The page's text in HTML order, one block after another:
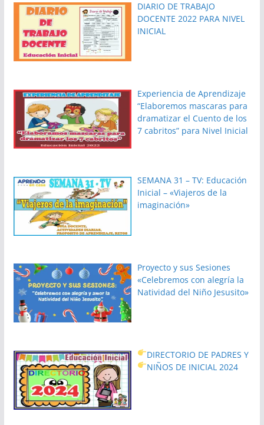
DIARIO DE TRABAJO
DOCENTE 2022 PARA NIVEL
INICIAL
Experiencia de Aprendizaje
“Elaboremos mascaras para
dramatizar el Cuento de los
7 cabritos” para Nivel Inicial
SEMANA 31 – TV: Educación
Inicial – «Viajeros de la
imaginación»
Proyecto y sus Sesiones
«Celebremos con alegría la
Natividad del Niño Jesusito»
DIRECTORIO DE PADRES Y
NIÑOS DE INICIAL 2024